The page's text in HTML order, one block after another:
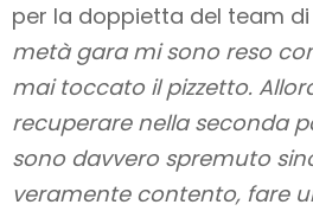
per la doppietta del team di
metà gara mi sono reso
mai toccato il pizzetto.
recuperare nella seconda
sono davvero spremuto
veramente contento, fare